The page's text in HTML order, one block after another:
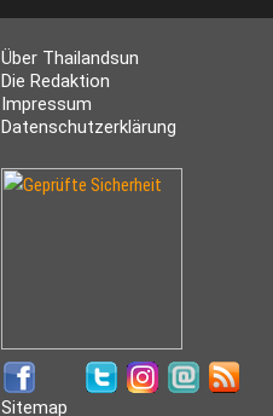
Über Thailandsun
Die Redaktion
Impressum
Datenschutzerklärung
Sitemap